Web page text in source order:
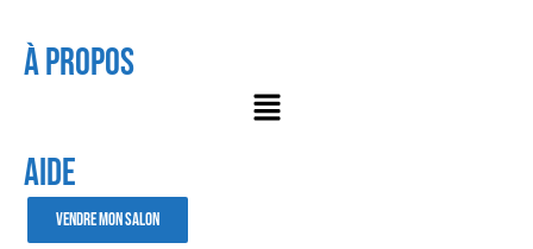
À Propos
AIDE
VENDRE MON SALON